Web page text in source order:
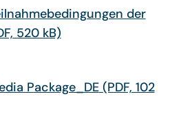
der
520 kB)
Package_DE(PDF, 102